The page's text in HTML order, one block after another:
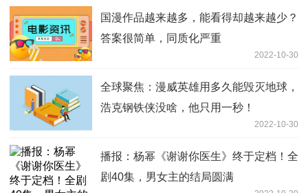
国漫作品越来越多，能看得却越来越少？
答案很简单，同质化严重
2022-10-30
全球聚焦：漫威英雄用多久能毁灭地球，
浩克钢铁侠没啥，他只用一秒！
2022-10-30
播报：杨幂《谢谢你医生》终于定档！全
剧40集，男女主的结局圆满